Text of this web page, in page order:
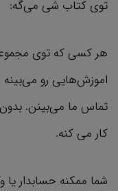
توی کتاب شی می‌گه:
هر کسی که توی
اموزش‌هایی رو
تماس ما می‌بینن.
کار می کنه.
شما ممکنه حسابدار